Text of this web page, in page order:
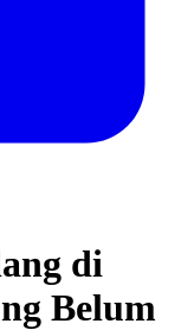
di
Belum